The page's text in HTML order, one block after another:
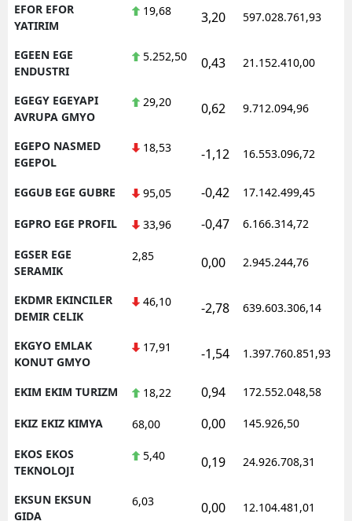
EFOR EFOR
YATIRIM
19,68 3,20 597.028.761,93
EGEEN EGE
ENDUSTRI
5.252,50 0,43 21.152.410,00
EGEGY EGEYAPI
AVRUPA GMYO
29,20 0,62 9.712.094,96
EGEPO NASMED
EGEPOL
18,53 -1,12 16.553.096,72
EGGUB EGE GUBRE 95,05 -0,42 17.142.499,45
EGPRO EGE PROFIL 33,96 -0,47 6.166.314,72
EGSER EGE
SERAMIK
2,85 0,00 2.945.244,76
EKDMR EKINCILER
DEMIR CELIK
46,10 -2,78 639.603.306,14
EKGYO EMLAK
KONUT GMYO
17,91 -1,54 1.397.760.851,93
EKIM EKIM TURIZM 18,22 0,94 172.552.048,58
EKIZ EKIZ KIMYA 68,00 0,00 145.926,50
EKOS EKOS
TEKNOLOJI
5,40 0,19 24.926.708,31
EKSUN EKSUN
GIDA
6,03 0,00 12.104.481,01